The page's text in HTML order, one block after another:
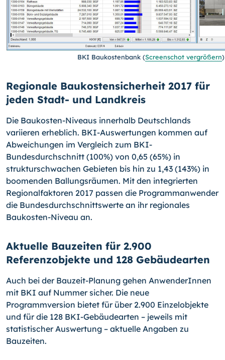
BKI Baukostenbank(Screenschot vergrößern)
Regionale Baukostensicherheit 2017 für
jeden Stadt- und Landkreis
Die Baukosten-Niveaus innerhalb Deutschlands
variieren erheblich. BKI-Auswertungen kommen auf
Abweichungen im Vergleich zum BKI-
Bundesdurchschnitt (100%) von 0,65 (65%) in
strukturschwachen Gebieten bis hin zu 1,43 (143%) in
boomenden Ballungsräumen. Mit den integrierten
Regionalfaktoren 2017 passen die Programmanwender
die Bundesdurchschnittswerte an ihr regionales
Baukosten-Niveau an.
Aktuelle Bauzeiten für 2.900
Referenzobjekte und 128 Gebäudearten
Auch bei der Bauzeit-Planung gehen AnwenderInnen
mit BKI auf Nummer sicher. Die neue
Programmversion bietet für über 2.900 Einzelobjekte
und für die 128 BKI-Gebäudearten – jeweils mit
statistischer Auswertung – aktuelle Angaben zu
Bauzeiten.